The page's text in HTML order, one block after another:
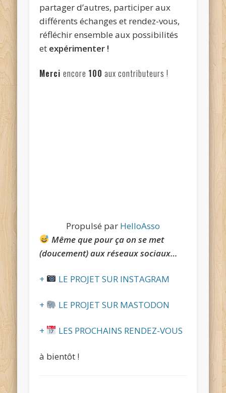
partager d’autres, participer aux
différents échanges et rendez-vous,
réfléchir ensemble aux possibilités
et expérimenter !
Merciencore 100 aux contributeurs !
Propulsé par HelloAsso
Même que pour ça on se met
(doucement) aux réseaux sociaux…
+ LE PROJET SUR INSTAGRAM
+ LE PROJET SUR MASTODON
+ LES PROCHAINS RENDEZ-VOUS
à bientôt !